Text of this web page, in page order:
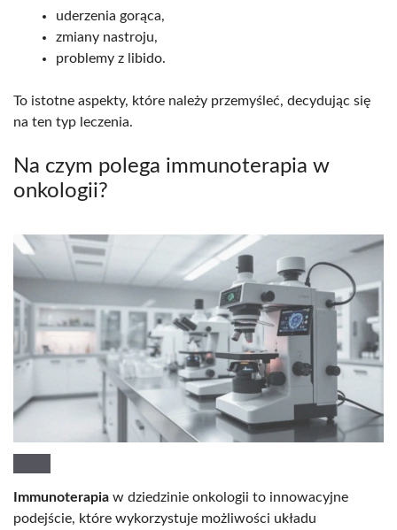
uderzenia gorąca,
zmiany nastroju,
problemy z libido.
To istotne aspekty, które należy przemyśleć, decydując się
na ten typ leczenia.
Na czym polega immunoterapia w
onkologii?
Immunoterapia w dziedzinie onkologii to innowacyjne
podejście, które wykorzystuje możliwości układu